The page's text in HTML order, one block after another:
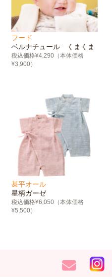
フード
ベルナチュール くまくま
税込価格¥4,290（本体価格
¥3,900）
甚平オール
星柄ガーゼ
税込価格¥6,050（本体価格
¥5,500）